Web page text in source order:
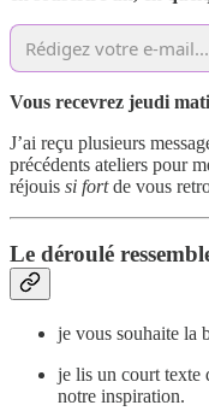
Vous recevrez jeudi
J’ai reçu plusieurs
précédents ateliers pour
réjouis si fortde vous
Le déroulé
je vous souhaite la
je lis un court texte
notre inspiration.